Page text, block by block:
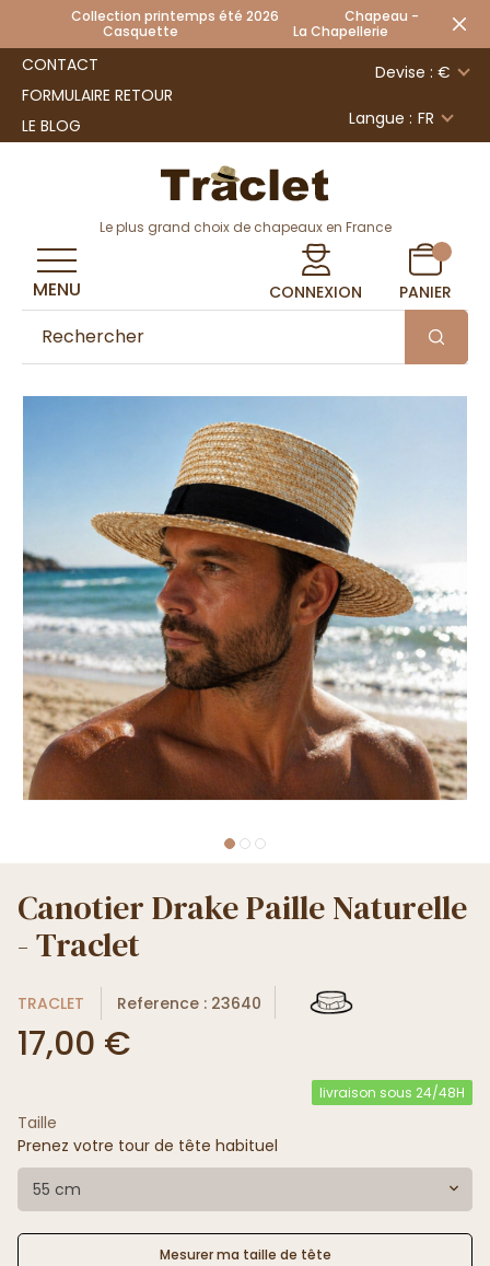
Collection printemps été 2026 Chapeau -
Casquette La Chapellerie
CONTACT
FORMULAIRE RETOUR
LE BLOG
Devise : €
Langue : FR
Le plus grand choix de chapeaux en France
CONNEXION PANIER
MENU
Canotier Drake Paille Naturelle
- Traclet
TRACLET Reference : 23640
17,00 €
livraison sous 24/48H
Taille
Prenez votre tour de tête habituel
55 cm
Mesurer ma taille de tête